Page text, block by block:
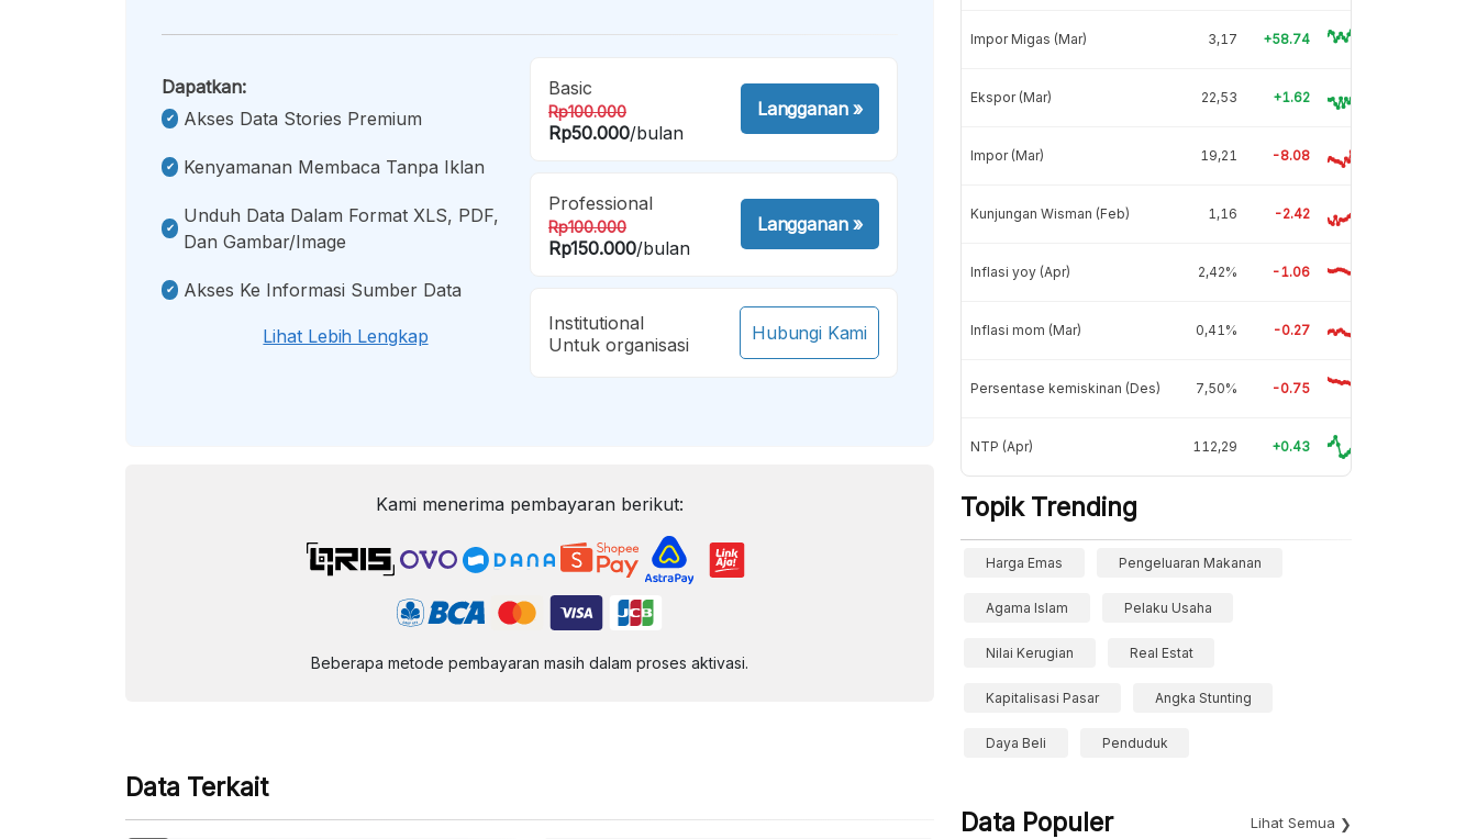
Dapatkan:
Akses Data Stories Premium
Kenyamanan Membaca Tanpa Iklan
Unduh Data Dalam Format XLS, PDF,
Dan Gambar/image
Akses Ke Informasi Sumber Data
Lihat Lebih Lengkap
Basic
Rp100.000
Rp50.000/bulan
Langganan»
Professional
Rp100.000
Rp150.000/bulan
Langganan»
Institutional
Untuk organisasi
Hubungi Kami
Kami menerima pembayaran berikut:
Beberapa metode pembayaran masih dalam proses aktivasi.
Data Terkait
Impor Migas (Mar) 3,17 +58.74
Ekspor (Mar) 22,53 +1.62
Impor (Mar) 19,21 -8.08
Kunjungan Wisman (Feb) 1,16 -2.42
Inflasi yoy (Apr) 2,42% -1.06
Inflasi mom (Mar) 0,41% -0.27
Persentase kemiskinan (Des) 7,50% -0.75
NTP (Apr) 112,29 +0.43
Topik Trending
Harga Emas Pengeluaran Makanan
Agama Islam Pelaku Usaha
Nilai Kerugian Real Estat
Kapitalisasi Pasar Angka Stunting
Daya Beli Penduduk
Data Populer Lihat Semua